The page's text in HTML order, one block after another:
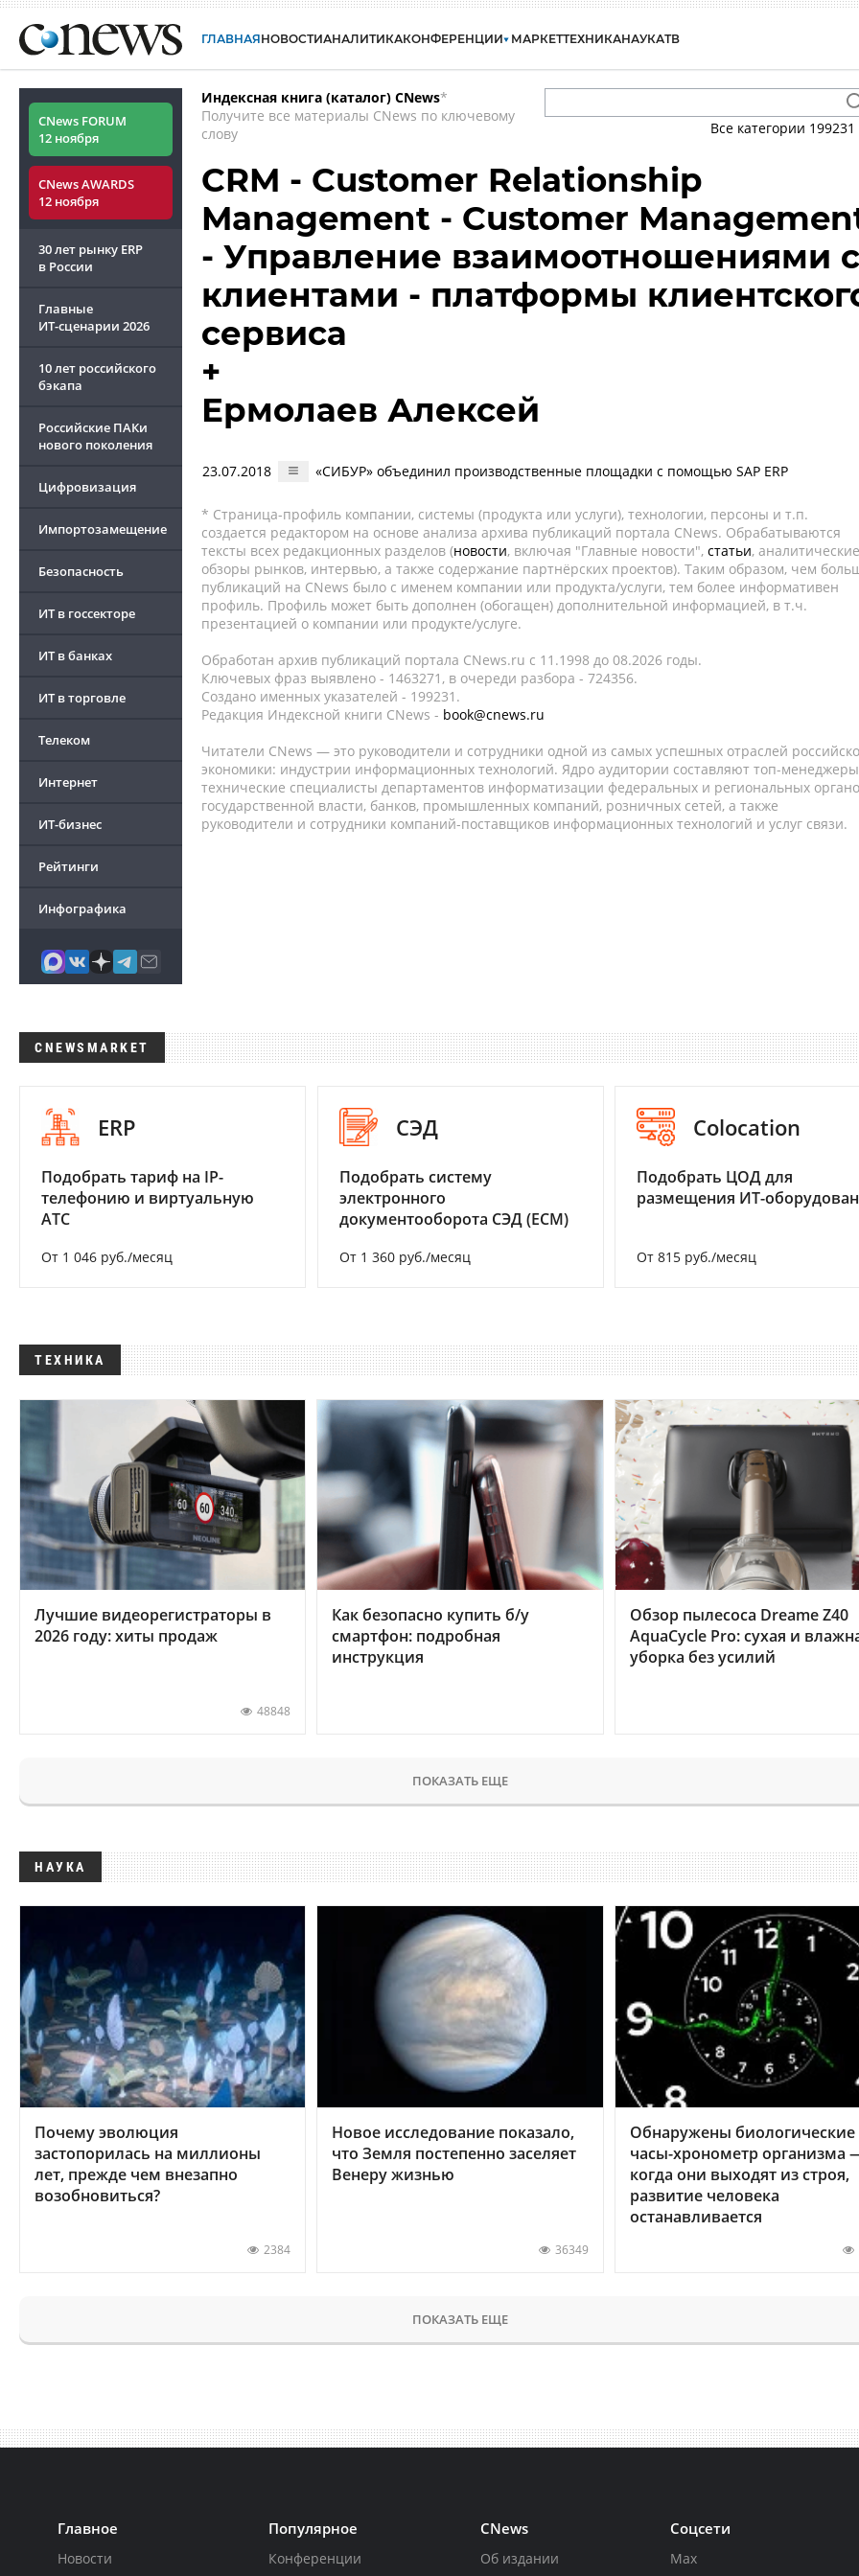
ГЛАВНАЯНОВОСТИАНАЛИТИКАКОНФЕРЕНЦИИ МАРКЕТТЕХНИКАНАУКАТВ
CNews FORUM
12 ноября
CNews AWARDS
12 ноября
30 лет рынку ERP
в России
Главные
ИТ-сценарии 2026
10 лет российского
бэкапа
Российские ПАКи
нового поколения
Цифровизация
Импортозамещение
Безопасность
ИТ в госсекторе
ИТ в банках
ИТ в торговле
Телеком
Интернет
ИТ-бизнес
Рейтинги
Инфографика
Индексная книга (каталог) CNews*
Получите все материалы CNews по ключевому
слову
Все категории 199231
CRM - Customer Relationship
Management - Customer
- Управление взаимоотношениями с
клиентами - платформы
сервиса
+
Ермолаев Алексей
23.07.2018 «СИБУР» объединил производственные площадки с помощью SAP ERP
* Страница-профиль компании, системы (продукта или услуги), технологии, персоны и т.п.
создается редактором на основе анализа архива публикаций портала CNews. Обрабатываются
тексты всех редакционных разделов (новости, включая "Главные новости", статьи, аналитические
обзоры рынков, интервью, а также содержание партнёрских проектов). Таким образом, чем
публикаций на CNews было с именем компании или продукта/услуги, тем более информативен
профиль. Профиль может быть дополнен (обогащен) дополнительной информацией, в т.ч.
презентацией о компании или продукте/услуге.
Обработан архив публикаций портала CNews.ru c 11.1998 до 08.2026 годы.
Ключевых фраз выявлено - 1463271, в очереди разбора - 724356.
Создано именных указателей - 199231.
Редакция Индексной книги CNews - book@cnews.ru
Читатели CNews — это руководители и сотрудники одной из самых успешных отраслей
экономики: индустрии информационных технологий. Ядро аудитории составляют топ-
технические специалисты департаментов информатизации федеральных и региональных
государственной власти, банков, промышленных компаний, розничных сетей, а также
руководители и сотрудники компаний-поставщиков информационных технологий и услуг связи.
CNEWSMARKET
ERP
Подобрать тариф на IP-
телефонию и виртуальную
АТС
От 1 046 руб./месяц
СЭД
Подобрать систему
электронного
документооборота СЭД (ECM)
От 1 360 руб./месяц
Colocation
Подобрать ЦОД для
размещения ИТ-
От 815 руб./месяц
ТЕХНИКА
Лучшие видеорегистраторы в
2026 году: хиты продаж
48848
Как безопасно купить б/у
смартфон: подробная
инструкция
Обзор пылесоса Dreame Z40
AquaCycle Pro: сухая и
уборка без усилий
ПОКАЗАТЬ ЕЩЕ
НАУКА
Почему эволюция
застопорилась на миллионы
лет, прежде чем внезапно
возобновиться?
2384
Новое исследование показало,
что Земля постепенно заселяет
Венеру жизнью
36349
Обнаружены биологические
часы-хронометр организма
когда они выходят из строя,
развитие человека
останавливается
ПОКАЗАТЬ ЕЩЕ
Главное
Новости
Популярное
Конференции
CNews
Об издании
Соцсети
Max